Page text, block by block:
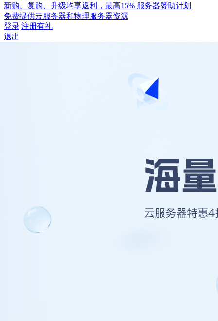
新购、复购、升级均享返利，最高15% 服务器赞助计划
免费提供云服务器和物理服务器资源
登录 注册有礼
退出